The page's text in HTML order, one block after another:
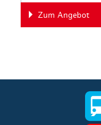
Zum Angebot